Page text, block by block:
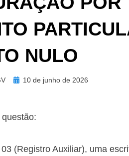
NULO
Posted10 de junho de 2026
(Registro Auxiliar), uma